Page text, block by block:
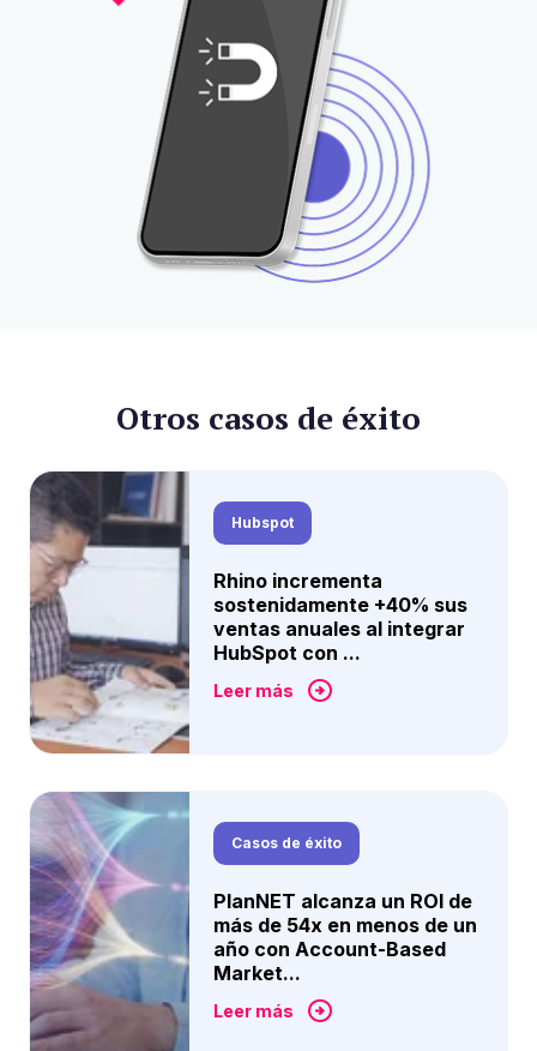
Otros casos de éxito
Hubspot
Rhino incrementa
sostenidamente +40% sus
ventas anuales al integrar
HubSpot con ...
Leer más
Casos de éxito
PlanNET alcanza un ROI de
más de 54x en menos de un
año con Account-Based
Market...
Leer más